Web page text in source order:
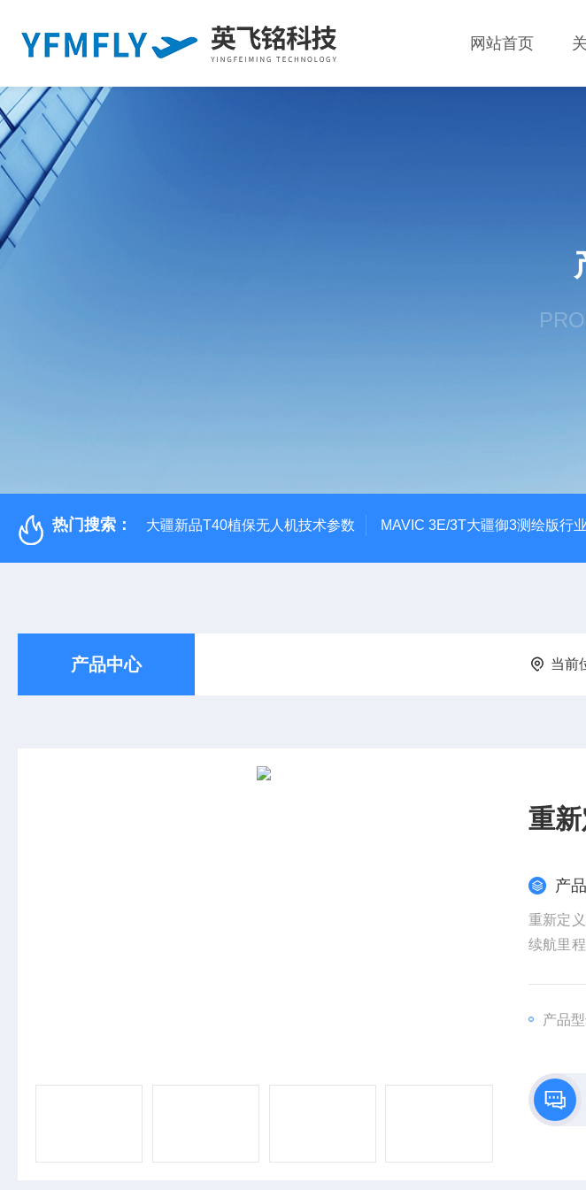
网站首页
热门搜索： 大疆新品T40植保无人机技术参数 MAVIC 3E/3T大疆御3测绘版行
产品中心 当前
重
产
重新定
续航里
产品型